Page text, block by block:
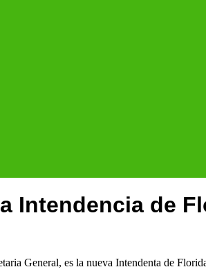
Intendencia de
General, es la nueva Intendenta de